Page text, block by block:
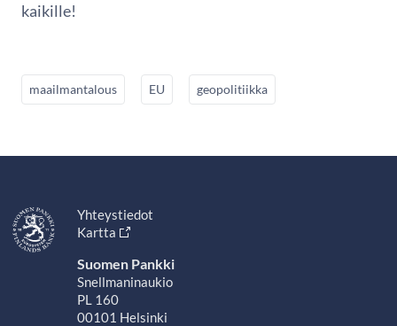
kaikille!
maailmantalous EU geopolitiikka
Yhteystiedot
Kartta
Suomen Pankki
Snellmaninaukio
PL 160
00101 Helsinki